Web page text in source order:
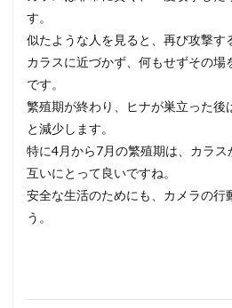
す。
似たような人を見ると、再び攻撃す
カラスに近づかず、何もせずその場
です。
繁殖期が終わり、ヒナが巣立った後
と減少します。
特に4月から7月の繁殖期は、カラ
互いにとって良いですね。
安全な生活のためにも、カメラの行
う。